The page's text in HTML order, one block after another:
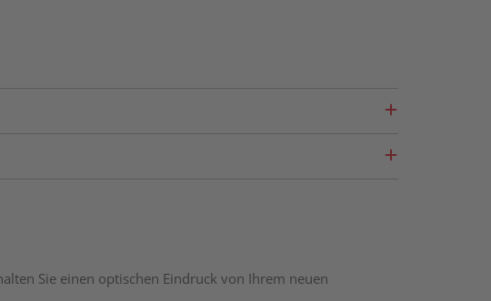
Sie einen optischen Eindruck von Ihrem neuen